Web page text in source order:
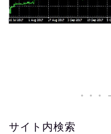
サイト内検索